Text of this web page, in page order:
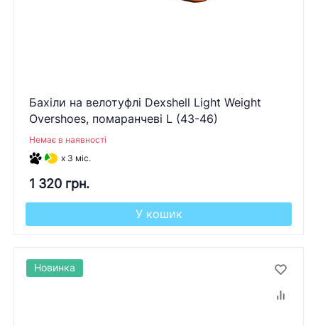
Бахіли на велотуфлі Dexshell Light Weight
Overshoes, помаранчеві L (43-46)
Немає в наявності
x 3 міс.
1 320 грн.
У кошик
Новинка